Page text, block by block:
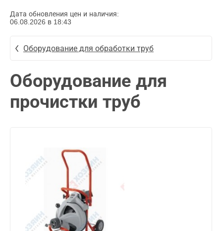
Дата обновления цен и наличия:
06.08.2026 в 18:43
Оборудование для обработки труб
Оборудование для
прочистки труб